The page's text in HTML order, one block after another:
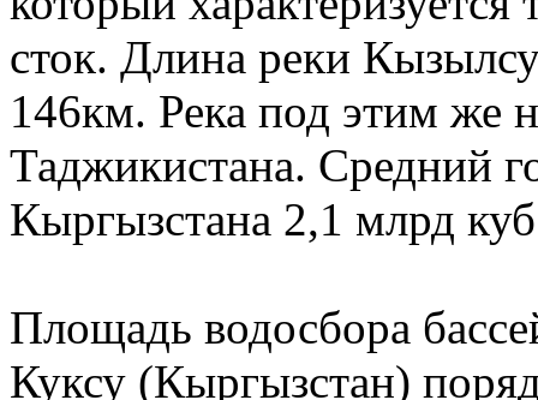
сток. Длина реки
146км. Река под этим же
Таджикистана. Средний
Кыргызстана 2,1 млрд
Площадь водосбора
Куксу (Кыргызстан)